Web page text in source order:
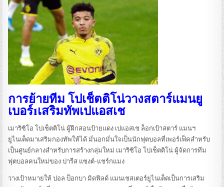
การย้ายทีม โปเช็ตติโน่วางสตาร์แมนยู
เบอร์1เสริมทัพเปแอสเช
เมาริซิโอ โปเช็ตติโน่ ผู้ฝึกสอนป้ายแดง เปแอสเช ล็อกเป้าสตาร์ แมนฯ
ยูไนเต็ดมาเสริมกองทัพให้ได้ มั่นอกมั่นใจเป็นนักฟุตบอลที่เพอร์เฟ็คสำหรับ
เป็นศูนย์กลางสำหรับการสร้างกลุ่มใหม่ เมาริซิโอ โปเช็ตติโน่ ผู้จัดการทีม
ฟุตบอลคนใหม่ของ ปารีส แซงต์-แชร์กแมง
วางเป้าหมายให้ ปอล ป็อกบา มิดฟิลด์ แมนเชสเตอร์ยูไนเต็ดเป็นการเสริม